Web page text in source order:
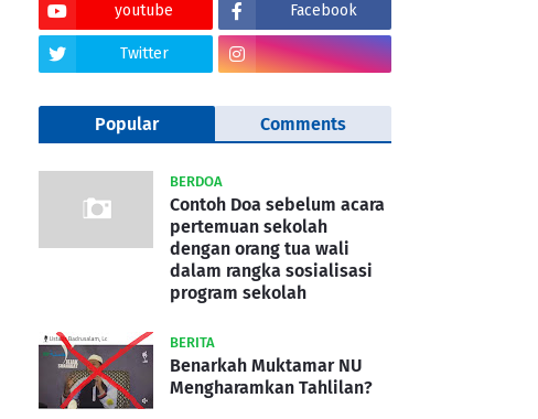
youtube Facebook
Twitter
Popular Comments
BERDOA
Contoh Doa sebelum acara
pertemuan sekolah
dengan orang tua wali
dalam rangka sosialisasi
program sekolah
BERITA
Benarkah Muktamar NU
Mengharamkan Tahlilan?